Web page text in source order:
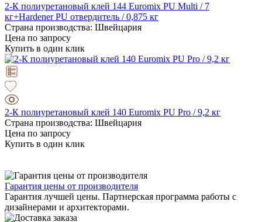
2-К полиуретановый клей 144 Euromix PU Multi / 7
кг+Hardener PU отвердитель / 0,875 кг
Страна производства: Швейцария
Цена по запросу
Купить в один клик
2-К полиуретановый клей 140 Euromix PU Pro / 9,2 кг
Страна производства: Швейцария
Цена по запросу
Купить в один клик
Гарантия цены от производителя
Гарантия лучшей цены. Партнерская программа работы с
дизайнерами и архитекторами.